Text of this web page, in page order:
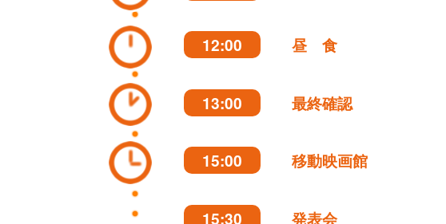
12:00 昼 食
13:00 最終確認
15:00 移動映画館
15:30 発表会